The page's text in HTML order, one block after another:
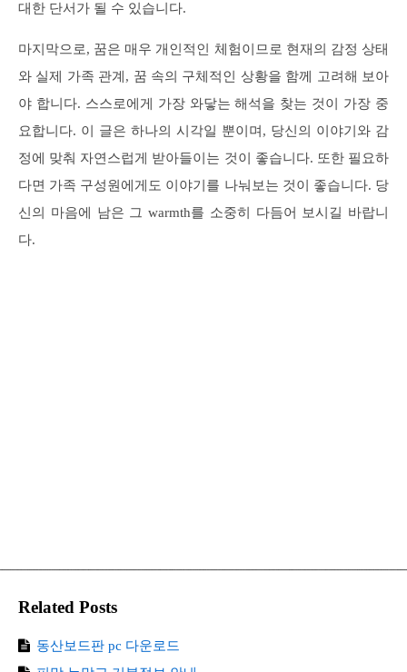
대한 단서가 될 수 있습니다.
마지막으로, 꿈은 매우 개인적인 체험이므로 현재의 감정 상태
와 실제 가족 관계, 꿈 속의 구체적인 상황을 함께 고려해 보아
야 합니다. 스스로에게 가장 와닿는 해석을 찾는 것이 가장 중
요합니다. 이 글은 하나의 시각일 뿐이며, 당신의 이야기와 감
정에 맞춰 자연스럽게 받아들이는 것이 좋습니다. 또한 필요하
다면 가족 구성원에게도 이야기를 나눠보는 것이 좋습니다. 당
신의 마음에 남은 그 warmth를 소중히 다듬어 보시길 바랍니
다.
Related Posts
동산보드판 pc 다운로드